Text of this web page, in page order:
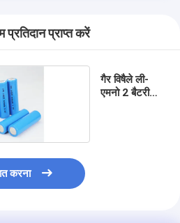
प्रतिदान प्राप्त करें
गैर विषैले ली-
एमनो 2 बैटरी
करना